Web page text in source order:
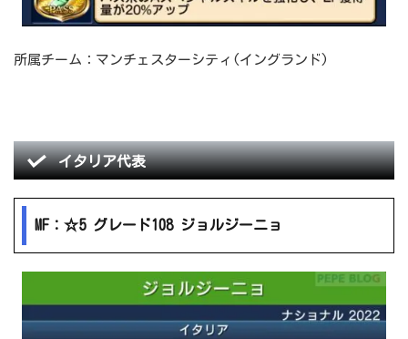
所属チーム：マンチェスターシティ(イングランド)
イタリア代表
MF：☆5 グレード108 ジョルジーニョ